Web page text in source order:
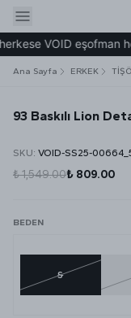
VOID eşofman
Ana Sayfa ERKEK
93 Baskılı Lion
SKU: VOID-SS25-
₺ 1,549.00₺ 809.00
BEDEN
S